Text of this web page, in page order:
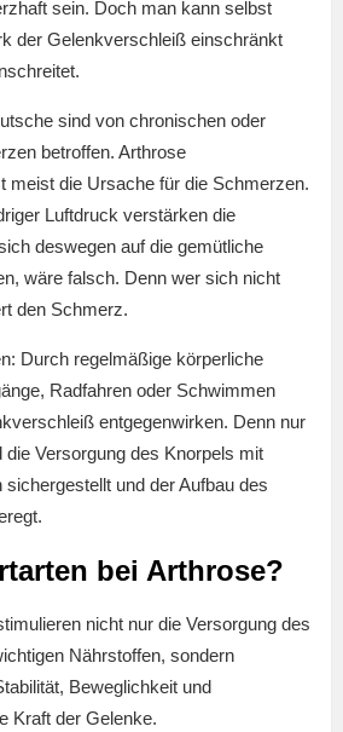
sein. Doch man kann selbst
der Gelenkverschleiß einschränkt
sind von chronischen oder
betroffen. Arthrose
meist die Ursache für die Schmerzen.
Luftdruck verstärken die
deswegen auf die gemütliche
wäre falsch. Denn wer sich nicht
den Schmerz.
Durch regelmäßige körperliche
Radfahren oder Schwimmen
entgegenwirken. Denn nur
Versorgung des Knorpels mit
und der Aufbau des
bei Arthrose?
nicht nur die Versorgung des
Nährstoffen, sondern
Beweglichkeit und
Kraft der Gelenke.